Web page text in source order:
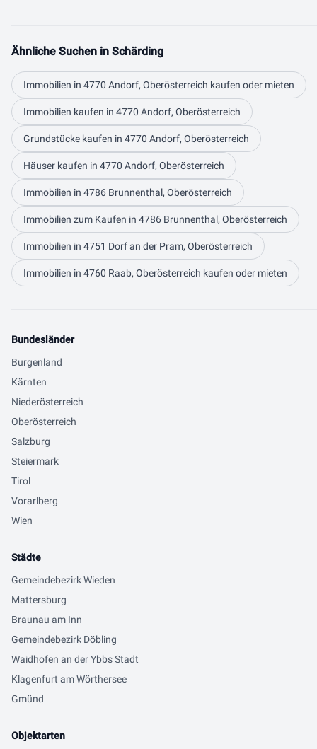
Ähnliche Suchen in Schärding
Immobilien in 4770 Andorf, Oberösterreich kaufen oder mieten
Immobilien kaufen in 4770 Andorf, Oberösterreich
Grundstücke kaufen in 4770 Andorf, Oberösterreich
Häuser kaufen in 4770 Andorf, Oberösterreich
Immobilien in 4786 Brunnenthal, Oberösterreich
Immobilien zum Kaufen in 4786 Brunnenthal, Oberösterreich
Immobilien in 4751 Dorf an der Pram, Oberösterreich
Immobilien in 4760 Raab, Oberösterreich kaufen oder mieten
Bundesländer
Burgenland
Kärnten
Niederösterreich
Oberösterreich
Salzburg
Steiermark
Tirol
Vorarlberg
Wien
Städte
Gemeindebezirk Wieden
Mattersburg
Braunau am Inn
Gemeindebezirk Döbling
Waidhofen an der Ybbs Stadt
Klagenfurt am Wörthersee
Gmünd
Objektarten